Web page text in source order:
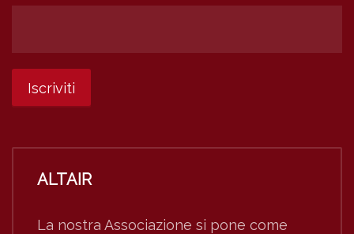
ALTAIR
La nostra Associazione si pone come